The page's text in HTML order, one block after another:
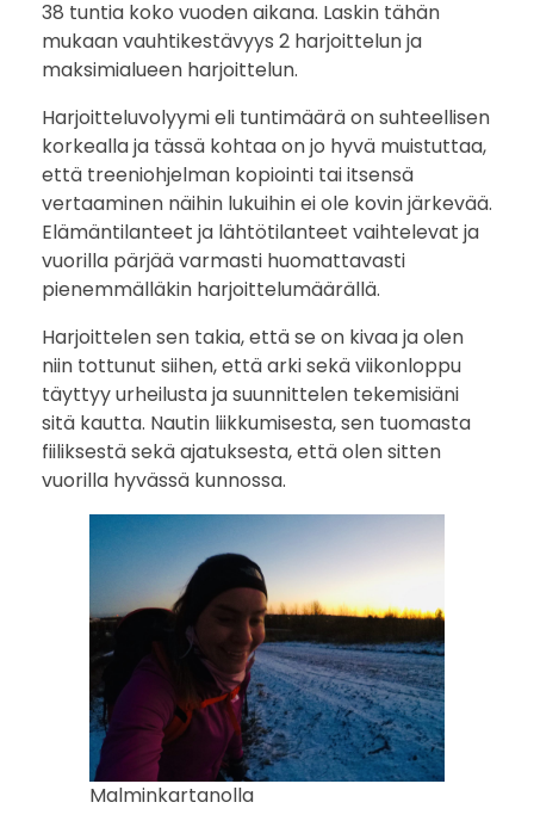
38 tuntia koko vuoden aikana. Laskin tähän
mukaan vauhtikestävyys 2 harjoittelun ja
maksimialueen harjoittelun.
Harjoitteluvolyymi eli tuntimäärä on suhteellisen
korkealla ja tässä kohtaa on jo hyvä muistuttaa,
että treeniohjelman kopiointi tai itsensä
vertaaminen näihin lukuihin ei ole kovin järkevää.
Elämäntilanteet ja lähtötilanteet vaihtelevat ja
vuorilla pärjää varmasti huomattavasti
pienemmälläkin harjoittelumäärällä.
Harjoittelen sen takia, että se on kivaa ja olen
niin tottunut siihen, että arki sekä viikonloppu
täyttyy urheilusta ja suunnittelen tekemisiäni
sitä kautta. Nautin liikkumisesta, sen tuomasta
fiiliksestä sekä ajatuksesta, että olen sitten
vuorilla hyvässä kunnossa.
Malminkartanolla